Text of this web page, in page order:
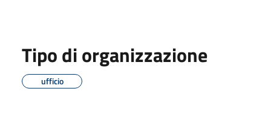
Tipo di organizzazione
ufficio